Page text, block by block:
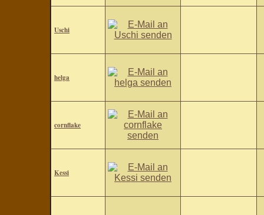
Uschi
helga
cornflake
Kessi